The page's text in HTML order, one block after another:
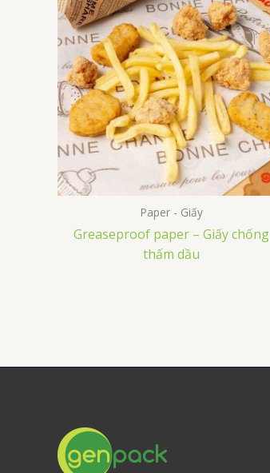
Paper - Giấy
Greaseproof paper – Giấy chống
thấm dầu